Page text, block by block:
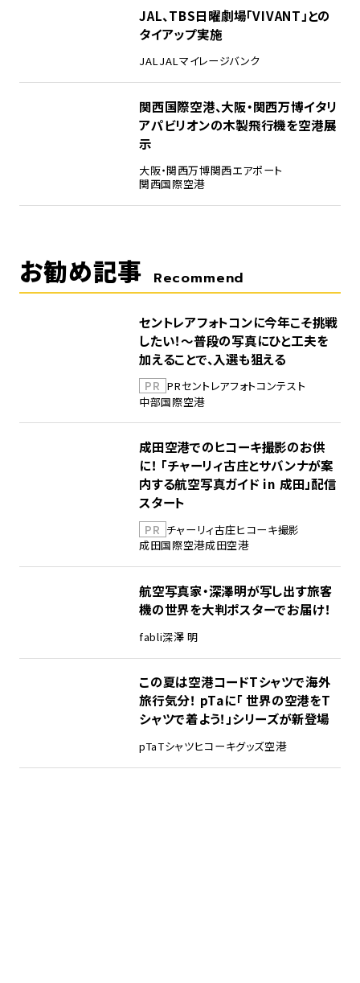
JAL、TBS日曜劇場「VIVANT」との
タイアップ実施
JALJALマイレージバンク
関西国際空港、大阪・関西万博イタリ
アパビリオンの木製飛行機を空港展
示
大阪・関西万博関西エアポート
関西国際空港
お勧め記事 Recommend
セントレアフォトコンに今年こそ挑戦
したい！～普段の写真にひと工夫を
加えることで、入選も狙える
PR PRセントレアフォトコンテスト
中部国際空港
成田空港でのヒコーキ撮影のお供
に！ 「チャーリィ古庄とサバンナが案
内する航空写真ガイド in 成田」配信
スタート
PR チャーリィ古庄ヒコーキ撮影
成田国際空港成田空港
航空写真家・深澤明が写し出す旅客
機の世界を大判ポスターでお届け！
fabli深澤 明
この夏は空港コードTシャツで海外
旅行気分！ pTaに「 世界の空港をT
シャツで着よう！」シリーズが新登場
pTaTシャツヒコーキグッズ空港